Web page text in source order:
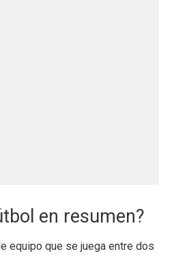
en resumen?
equipo que se juega entre dos